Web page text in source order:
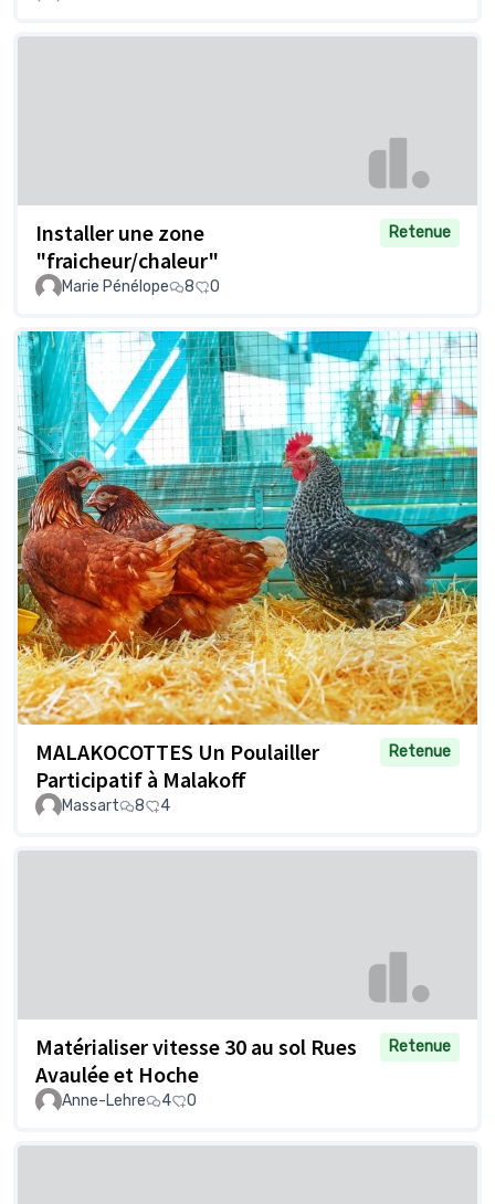
Installer une zone
"fraicheur/chaleur"
Retenue
Marie Pénélope 8 0
MALAKOCOTTES Un Poulailler
Participatif à Malakoff
Retenue
Massart 8 4
Matérialiser vitesse 30 au sol Rues
Avaulée et Hoche
Retenue
Anne-Lehre 4 0